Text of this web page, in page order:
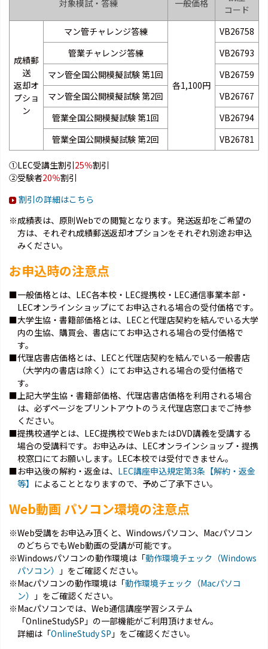
対象模試・答練 一般価格
コード
成績郵
送
返却オ
プショ
ン
マン管チャレンジ答練
各1,100円
VB26758
管業チャレンジ答練
VB26793
マン管全国公開模擬試験 第1回
VB26759
マン管全国公開模擬試験 第2回
VB26767
管業全国公開模擬試験 第1回
VB26794
管業全国公開模擬試験 第2回
VB26781
①LEC受講生割引25％割引
②受験者20％割引
割引の詳細はこちら
※成績表は、原則Webでの閲覧となります。発送返却をご希望の
方は、それぞれ成績郵送返却オプションをそれぞれ別途お申込
みください。
お申込時の注意点
■一般価格とは、LEC各本校・LEC提携校・LEC通信事業本部・
LECオンラインショップにてお申込される場合の受付価格です。
■大学生協・書籍部価格とは、LECと代理店契約を結んでいる大学
内の生協、購買会、書店にてお申込される場合の受付価格で
す。
■代理店書店価格とは、LECと代理店契約を結んでいる一般書店
（大学内の書店は除く）にてお申込される場合の受付価格で
す。
■上記大学生協・書籍部価格、代理店書店価格を利用される場合
は、必ずページをプリントアウトのうえ代理店窓口までご持参
ください。
■提携校通学とは、LEC提携校でWebまたはDVD講義を受講する
場合の受講料です。お申込みは、LECオンラインショップ・提携
校窓口にてお願いします。LEC本校では受付できません。
■お申込後の解約・返金は、 LEC講座申込規定第3条【解約・返金
等】 によることとなりますので、予めご了承下さい。
Web動画 パソコン環境の注意点
※Web受講をお申込み頂くと、Windowsパソコン、Macパソコン
のどちらでもWeb動画の受講が可能です。
※Windowsパソコンの動作環境は「動作環境チェック（Windows
パソコン）
」をご確認ください。
※Macパソコンの動作環境は「動作環境チェック（Macパソコ
ン）
」をご確認ください。
※Macパソコンでは、Web通信講座学習システム
「OnlineStudySP」の一部機能がご利用頂けません。
詳細は「OnlineStudy SP 」をご確認ください。